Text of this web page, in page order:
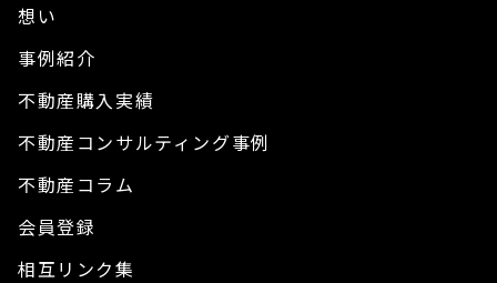
想い
事例紹介
不動産購入実績
不動産コンサルティング事例
不動産コラム
会員登録
相互リンク集